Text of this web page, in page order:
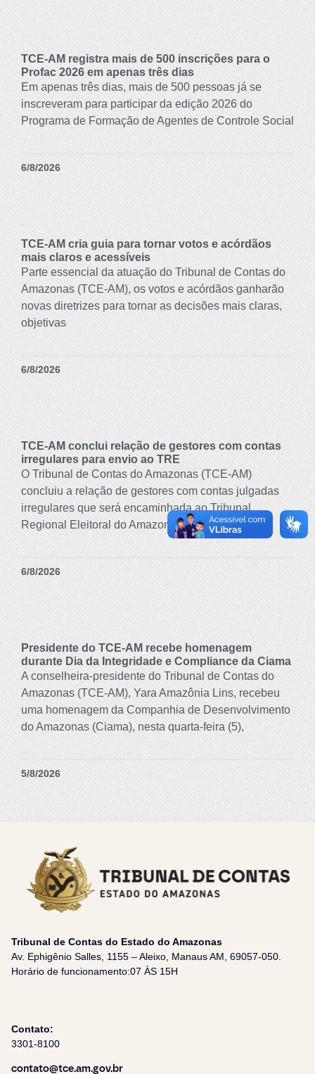
TCE-AM registra mais de 500 inscrições para o
Profac 2026 em apenas três dias
Em apenas três dias, mais de 500 pessoas já se
inscreveram para participar da edição 2026 do
Programa de Formação de Agentes de Controle Social
6/8/2026
TCE-AM cria guia para tornar votos e acórdãos
mais claros e acessíveis
Parte essencial da atuação do Tribunal de Contas do
Amazonas (TCE-AM), os votos e acórdãos ganharão
novas diretrizes para tornar as decisões mais claras,
objetivas
6/8/2026
TCE-AM conclui relação de gestores com contas
irregulares para envio ao TRE
O Tribunal de Contas do Amazonas (TCE-AM)
concluiu a relação de gestores com contas julgadas
irregulares que será encaminhada ao Tribunal
Regional Eleitoral do Amazonas
6/8/2026
Presidente do TCE-AM recebe homenagem
durante Dia da Integridade e Compliance da Ciama
A conselheira-presidente do Tribunal de Contas do
Amazonas (TCE-AM), Yara Amazônia Lins, recebeu
uma homenagem da Companhia de Desenvolvimento
do Amazonas (Ciama), nesta quarta-feira (5),
5/8/2026
Tribunal de Contas do Estado do Amazonas
Av. Ephigênio Salles, 1155 – Aleixo, Manaus AM, 69057-050.
Horário de funcionamento:07 ÀS 15H
Contato:
3301-8100
contato@tce.am.gov.br